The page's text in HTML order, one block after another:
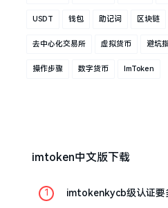
USDT 钱包 助记词 区块链
去中心化交易所 虚拟货币 避坑
操作步骤 数字货币 ImToken
imtoken中文版下载
imtokenkycb级认证要